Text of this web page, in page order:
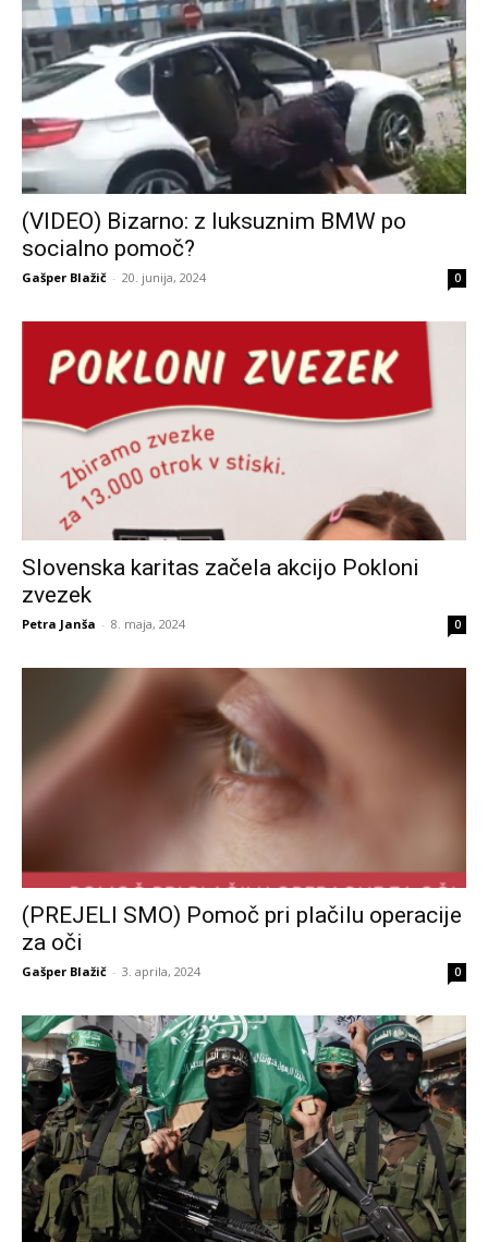
(VIDEO) Bizarno: z luksuznim BMW po
socialno pomoč?
Gašper Blažič - 20. junija, 2024 0
Slovenska karitas začela akcijo Pokloni
zvezek
Petra Janša - 8. maja, 2024 0
(PREJELI SMO) Pomoč pri plačilu operacije
za oči
Gašper Blažič - 3. aprila, 2024 0